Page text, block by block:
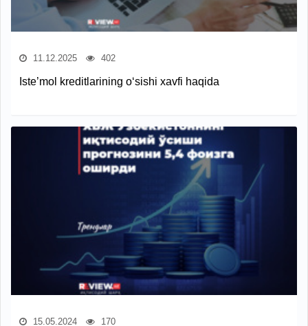
11.12.2025 402
Iste’mol kreditlarining o‘sishi xavfi haqida
15.05.2024 170